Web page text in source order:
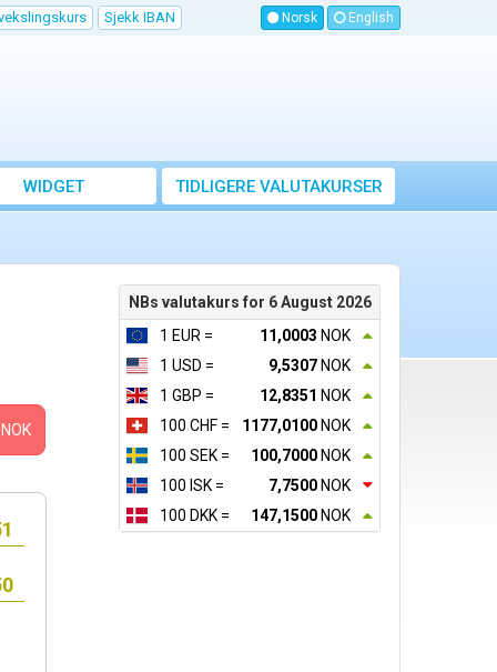
Sjekk IBAN Norsk English
WIDGET TIDLIGERE VALUTAKURSER
NBs valutakurs for 6 August 2026
1 EUR =
11,0003 NOK
1 USD =
9,5307 NOK
1 GBP =
12,8351 NOK
100 CHF =
1177,0100 NOK
100 SEK =
100,7000 NOK
100 ISK =
7,7500 NOK
100 DKK =
147,1500 NOK
NOK